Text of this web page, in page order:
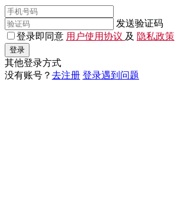
发送验证码
登录即同意 用户使用协议 及 隐私政策
登录
其他登录方式
没有账号？ 去注册 登录遇到问题